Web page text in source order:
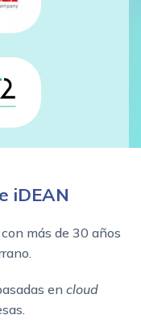
iDEAN
más de 30 años
en cloud